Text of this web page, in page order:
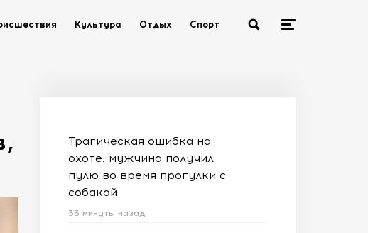
Культура Отдых Спорт
Трагическая ошибка на
охоте: мужчина получил
пулю во время прогулки с
собакой
33 минуты назад